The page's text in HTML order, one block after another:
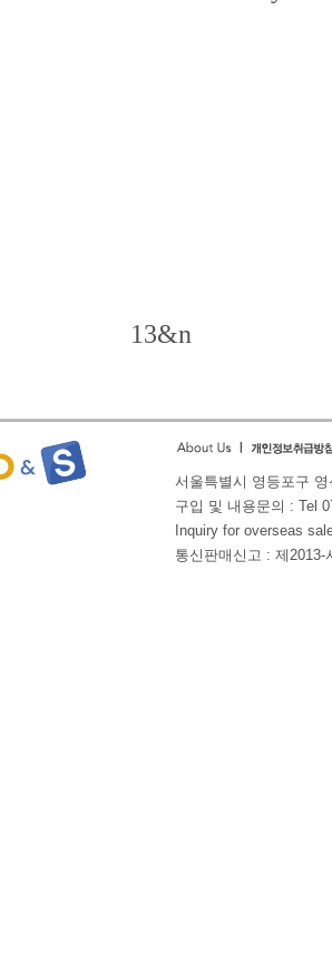
13&n
서울특별시 영등포구
구입 및 내용문의 : Tel
Inquiry for overseas
통신판매신고 : 제